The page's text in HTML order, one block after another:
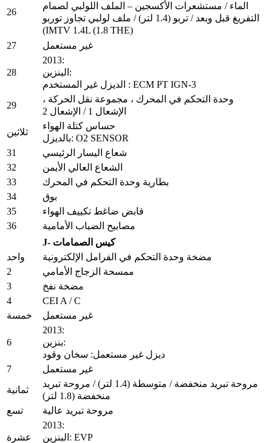
26
الماء / مستشعرات الأكسجين – الملف اللولبي لصمام
التفريغ قبل وبعد / تربو (1.4 لتر) / ملف لولبي تجاوز توربو
(IMTV 1.4L (1.8 THE)
27
غير مستعمل
28
2013:
البنزين:
الديزل : ECM PT IGN-3
29
وحدة التحكم في المحرك ، مجموعة نقل الحركة ،
الإشعال 1 / الإشعال 2
ثلاثين
حساس كتلة الهواء
بالديزل: O2 SENSOR
31
شعاع اليسار الرئيسي
32
الشعاع العالي الأيمن
33
بطارية وحدة التحكم في المحرك
34
بوق
35
قابض ضاغط تكييف الهواء
36
مصابيح الضباب الأمامية
J- كيس الصمامات
واحد
مضخة وحدة التحكم في الفرامل الإلكترونية
2
ممسحة الزجاج الأمامي
3
مضخة نفخ
4
CEI A / C
خمسة
غير مستعمل
6
2013:
بنزين:
ديزل غير مستعمل: سخان وقود
7
غير مستعمل
ثمانية
مروحة تبريد منخفضة / متوسطة (1.4 لتر) / مروحة تبريد
منخفضة (1.8 لتر)
تسع
مروحة تبريد عالية
عشرة
2013:
البنزين: EVP